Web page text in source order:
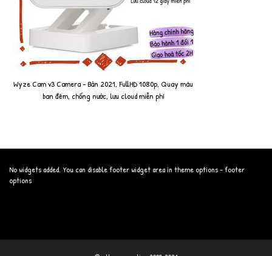
Wyze Cam v3 Camera - Bản 2021, FullHD 1080p, Quay màu
ban đêm, chống nước, lưu cloud miễn phí
No widgets added. You can disable footer widget area in theme options - footer
options